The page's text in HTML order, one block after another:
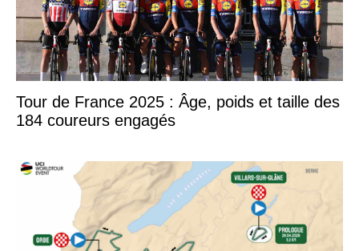
Tour de France 2025 : Âge, poids et taille des
184 coureurs engagés